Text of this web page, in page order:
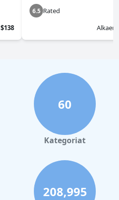
$138
6.5 Rated
Alkaen
60
Kategoriat
208,995